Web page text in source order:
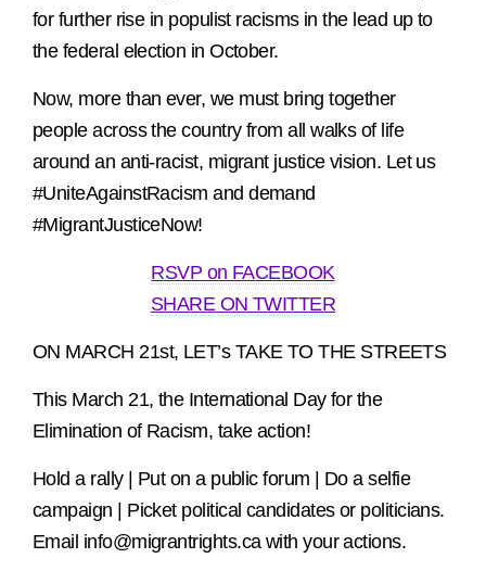
for further rise in populist racisms in the lead up to
the federal election in October.
Now, more than ever, we must bring together
people across the country from all walks of life
around an anti-racist, migrant justice vision. Let us
#UniteAgainstRacism and demand
#MigrantJusticeNow!
RSVP on FACEBOOK
SHARE ON TWITTER
ON MARCH 21st, LET’s TAKE TO THE STREETS
This March 21, the International Day for the
Elimination of Racism, take action!
Hold a rally | Put on a public forum | Do a selfie
campaign | Picket political candidates or politicians.
Email info@migrantrights.ca with your actions.